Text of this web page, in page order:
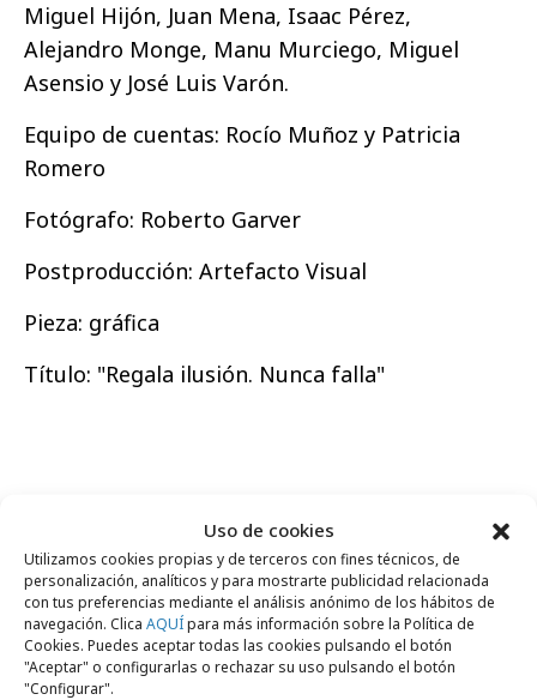
Uso de cookies
Utilizamos cookies propias y de terceros con fines técnicos, de
personalización, analíticos y para mostrarte publicidad relacionada
con tus preferencias mediante el análisis anónimo de los hábitos de
navegación. Clica AQUÍpara más información sobre la Política de
Cookies. Puedes aceptar todas las cookies pulsando el botón
"Aceptar" o configurarlas o rechazar su uso pulsando el botón
"Configurar".
Miguel Hijón, Juan Mena, Isaac Pérez,
Alejandro Monge, Manu Murciego, Miguel
Asensio y José Luis Varón.
Equipo de cuentas: Rocío Muñoz y Patricia
Romero
Fotógrafo: Roberto Garver
Postproducción: Artefacto Visual
Pieza: gráfica
Título: "Regala ilusión. Nunca falla"
Noticias Relacionadas